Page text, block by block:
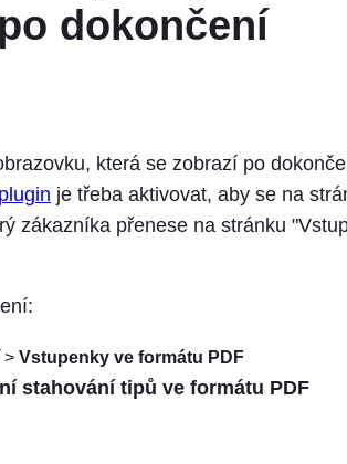
dokončení
která se zobrazí po
je třeba aktivovat, aby se na
zákazníka přenese na stránku
> Vstupenky ve formátu PDF
stahování tipů ve formátu PDF